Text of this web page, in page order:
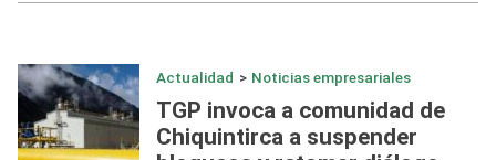
Actualidad > Noticias empresariales
TGP invoca a comunidad de
Chiquintirca a suspender